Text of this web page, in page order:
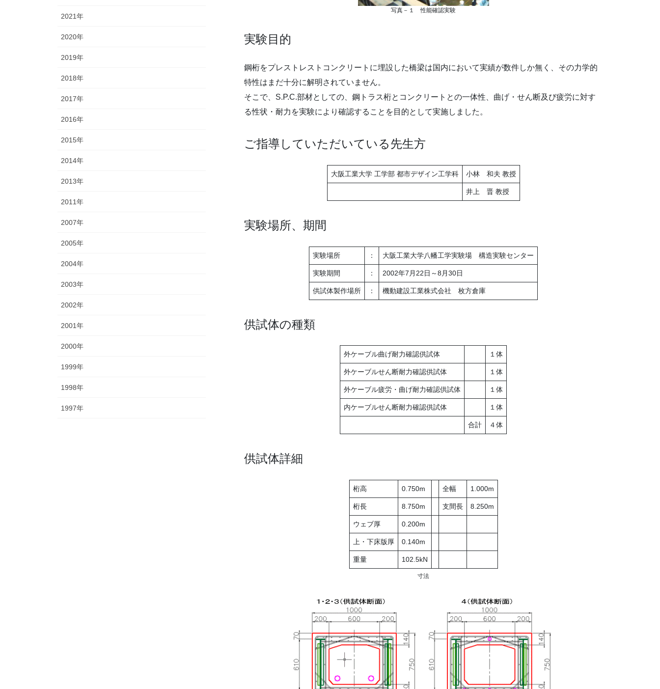
写真－１ 性能確認実験
実験目的
鋼桁をプレストレストコンクリートに埋設した橋梁は国内において実績が数件しか無く、その力学的
特性はまだ十分に解明されていません。
そこで、S.P.C.部材としての、鋼トラス桁とコンクリートとの一体性、曲げ・せん断及び疲労に対す
る性状・耐力を実験により確認することを目的として実施しました。
ご指導していただいている先生方
大阪工業大学 工学部 都市デザイン工学科 小林 和夫 教授
井上 晋 教授
実験場所、期間
実験場所 ： 大阪工業大学八幡工学実験場 構造実験センター
実験期間 ： 2002年7月22日～8月30日
供試体製作場所 ： 機動建設工業株式会社 枚方倉庫
供試体の種類
外ケーブル曲げ耐力確認供試体 １体
外ケーブルせん断耐力確認供試体 １体
外ケーブル疲労・曲げ耐力確認供試体 １体
内ケーブルせん断耐力確認供試体 １体
合計 ４体
供試体詳細
桁高 0.750m 全幅 1.000m
桁長 8.750m 支間長 8.250m
ウェブ厚 0.200m
上・下床版厚 0.140m
重量 102.5kN
寸法
2021年
2020年
2019年
2018年
2017年
2016年
2015年
2014年
2013年
2011年
2007年
2005年
2004年
2003年
2002年
2001年
2000年
1999年
1998年
1997年